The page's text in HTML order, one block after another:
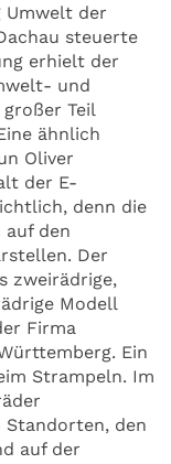
Umwelt der
steuerte
erhielt der
und
Teil
ähnlich
Oliver
der E-
denn die
auf den
Der
zweirädrige,
Modell
Firma
Ein
Strampeln. Im
den
auf der